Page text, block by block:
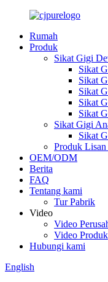
Rumah
Produk
Sikat Gigi
Sikat
Sikat
Sikat
Sikat
Sikat
Sikat Gigi
Sikat
Produk
OEM/ODM
Berita
FAQ
Tentang kami
Tur Pabrik
Video
Video
Video Produk
Hubungi kami
English